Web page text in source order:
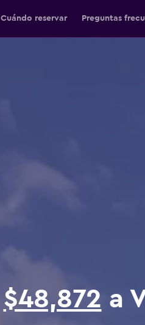
Cuándo reservar Preguntas
$48,872 a